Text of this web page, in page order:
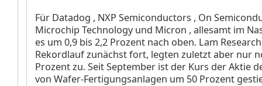
Für Datadog , NXP Semiconductors , On
Microchip Technologyund Micron , allesamt im
es um 0,9 bis 2,2 Prozent nach oben. Lam
Rekordlauf zunächst fort, legten zuletzt aber nur
Prozent zu. Seit September ist der Kurs der Aktie
von Wafer-Fertigungsanlagen um 50 Prozent